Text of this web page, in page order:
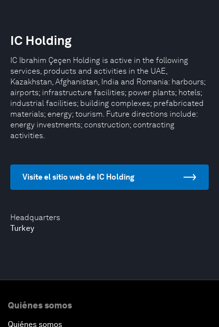
Headquarters
Turkey
IC Holding
IC Ibrahim Çeçen Holding is active in the following
services, products and activities in the UAE,
Kazakhstan, Afghanistan, India and Romania: harbours;
airports; infrastructure facilities; power plants; hotels;
industrial facilities; building complexes; prefabricated
materials; energy; tourism. Future directions include:
energy investments; construction; contracting
activities.
Visite el sitio web de IC Holding
Quiénes somos
Quiénes somos